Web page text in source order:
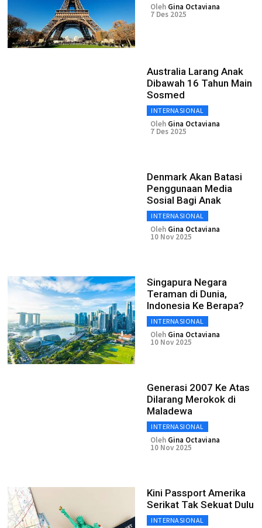
Oleh Gina Octaviana
7 Des 2025
Australia Larang Anak
Dibawah 16 Tahun Main
Sosmed
INTERNASIONAL
Oleh Gina Octaviana
7 Des 2025
Denmark Akan Batasi
Penggunaan Media
Sosial Bagi Anak
INTERNASIONAL
Oleh Gina Octaviana
10 Nov 2025
Singapura Negara
Teraman di Dunia,
Indonesia Ke Berapa?
INTERNASIONAL
Oleh Gina Octaviana
10 Nov 2025
Generasi 2007 Ke Atas
Dilarang Merokok di
Maladewa
INTERNASIONAL
Oleh Gina Octaviana
10 Nov 2025
Kini Passport Amerika
Serikat Tak Sekuat Dulu
INTERNASIONAL